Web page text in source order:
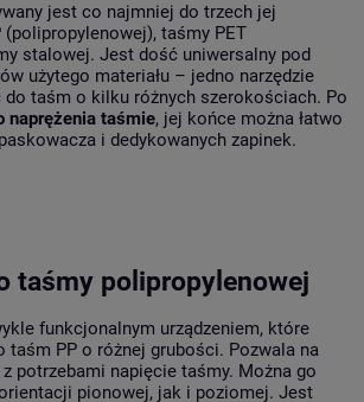
jest co najmniej do trzech jej
taśmy PET
stalowej. Jest dość uniwersalny pod
użytego materiału – jedno narzędzie
do taśm o kilku różnych szerokościach. Po
naprężenia taśmie, jej końce można łatwo
i dedykowanych zapinek.
taśmy polipropylenowej
funkcjonalnym urządzeniem, które
taśm PP o różnej grubości. Pozwala na
potrzebami napięcie taśmy. Można go
pionowej, jak i poziomej. Jest